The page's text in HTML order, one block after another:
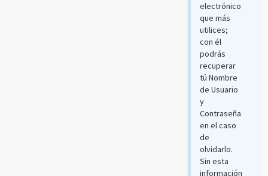
electrónico
que más
utilices;
con él
podrás
recuperar
tú Nombre
de Usuario
y
Contraseña
en el caso
de
olvidarlo.
Sin esta
información